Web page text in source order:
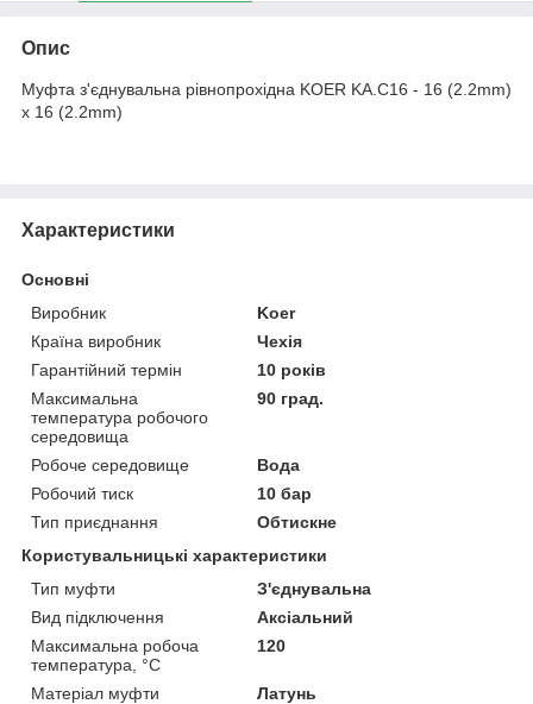
Опис
Муфта з'єднувальна рівнопрохідна KOER KA.С16 - 16 (2.2mm)
x 16 (2.2mm)
Характеристики
Основні
Виробник
Koer
Країна виробник
Чехія
Гарантійний термін
10 років
Максимальна
температура робочого
середовища
90 град.
Робоче середовище
Вода
Робочий тиск
10 бар
Тип приєднання
Обтискне
Користувальницькі характеристики
Тип муфти
З'єднувальна
Вид підключення
Аксіальний
Максимальна робоча
температура, °C
120
Матеріал муфти
Латунь